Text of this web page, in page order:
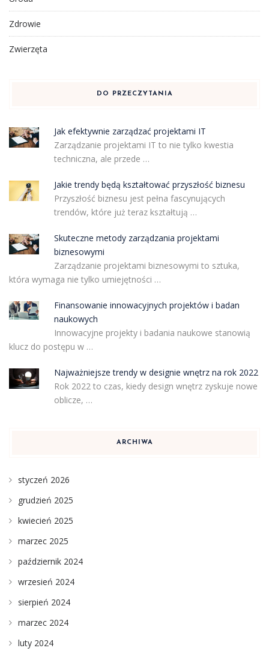
Zdrowie
Zwierzęta
DO PRZECZYTANIA
Jak efektywnie zarządzać projektami IT
Zarządzanie projektami IT to nie tylko kwestia
techniczna, ale przede …
Jakie trendy będą kształtować przyszłość biznesu
Przyszłość biznesu jest pełna fascynujących
trendów, które już teraz kształtują …
Skuteczne metody zarządzania projektami
biznesowymi
Zarządzanie projektami biznesowymi to sztuka,
która wymaga nie tylko umiejętności …
Finansowanie innowacyjnych projektów i badan
naukowych
Innowacyjne projekty i badania naukowe stanowią
klucz do postępu w …
Najważniejsze trendy w designie wnętrz na rok 2022
Rok 2022 to czas, kiedy design wnętrz zyskuje nowe
oblicze, …
ARCHIWA
styczeń 2026
grudzień 2025
kwiecień 2025
marzec 2025
październik 2024
wrzesień 2024
sierpień 2024
marzec 2024
luty 2024